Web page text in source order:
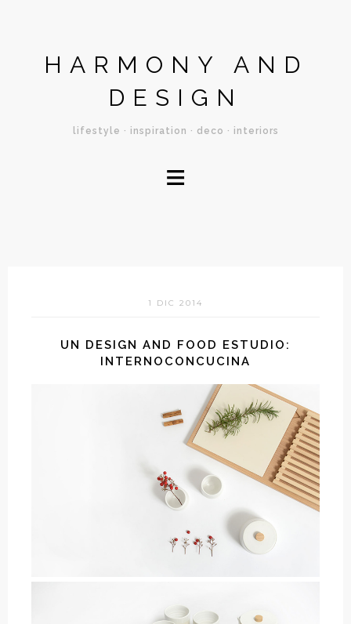
HARMONY AND
DESIGN
lifestyle · inspiration · deco · interiors
≡
1 DIC 2014
UN DESIGN AND FOOD ESTUDIO:
INTERNOCONCUCINA